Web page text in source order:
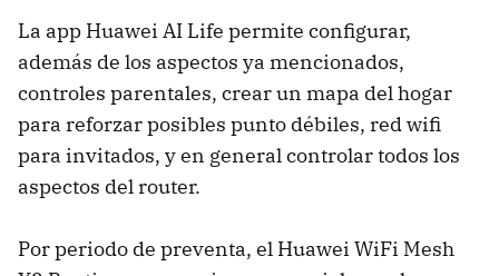
La app Huawei AI Life permite configurar,
además de los aspectos ya mencionados,
controles parentales, crear un mapa del hogar
para reforzar posibles punto débiles, red wifi
para invitados, y en general controlar todos los
aspectos del router.
Por periodo de preventa, el Huawei WiFi Mesh